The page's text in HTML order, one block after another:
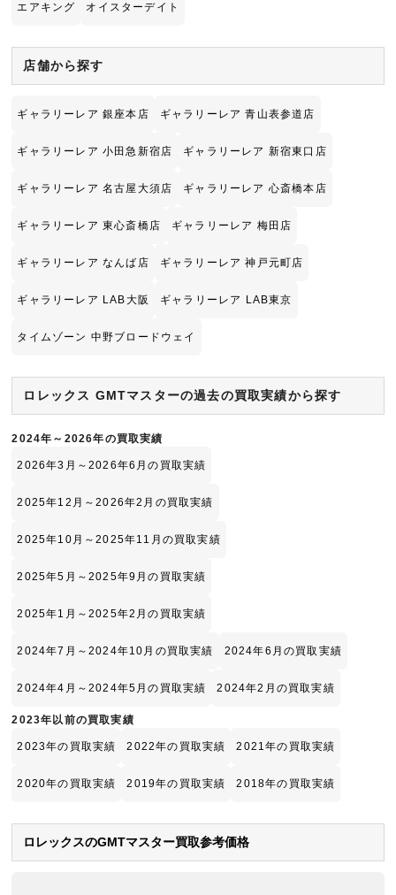
エアキング オイスターデイト
店舗から探す
ギャラリーレア 銀座本店 ギャラリーレア 青山表参道店
ギャラリーレア 小田急新宿店 ギャラリーレア 新宿東口店
ギャラリーレア 名古屋大須店 ギャラリーレア 心斎橋本店
ギャラリーレア 東心斎橋店 ギャラリーレア 梅田店
ギャラリーレア なんば店 ギャラリーレア 神戸元町店
ギャラリーレア LAB大阪 ギャラリーレア LAB東京
タイムゾーン 中野ブロードウェイ
ロレックス GMTマスターの過去の買取実績から探す
2024年～2026年の買取実績
2026年3月～2026年6月の買取実績
2025年12月～2026年2月の買取実績
2025年10月～2025年11月の買取実績
2025年5月～2025年9月の買取実績
2025年1月～2025年2月の買取実績
2024年7月～2024年10月の買取実績 2024年6月の買取実績
2024年4月～2024年5月の買取実績 2024年2月の買取実績
2023年以前の買取実績
2023年の買取実績 2022年の買取実績 2021年の買取実績
2020年の買取実績 2019年の買取実績 2018年の買取実績
ロレックスのGMTマスター買取参考価格